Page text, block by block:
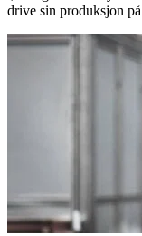
drive sin produksjon